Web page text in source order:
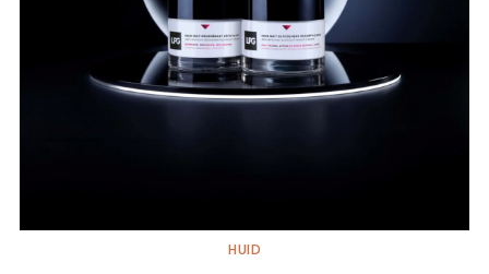
HUID